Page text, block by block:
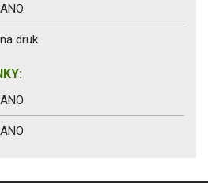
ANO
na druk
ANO
ANO